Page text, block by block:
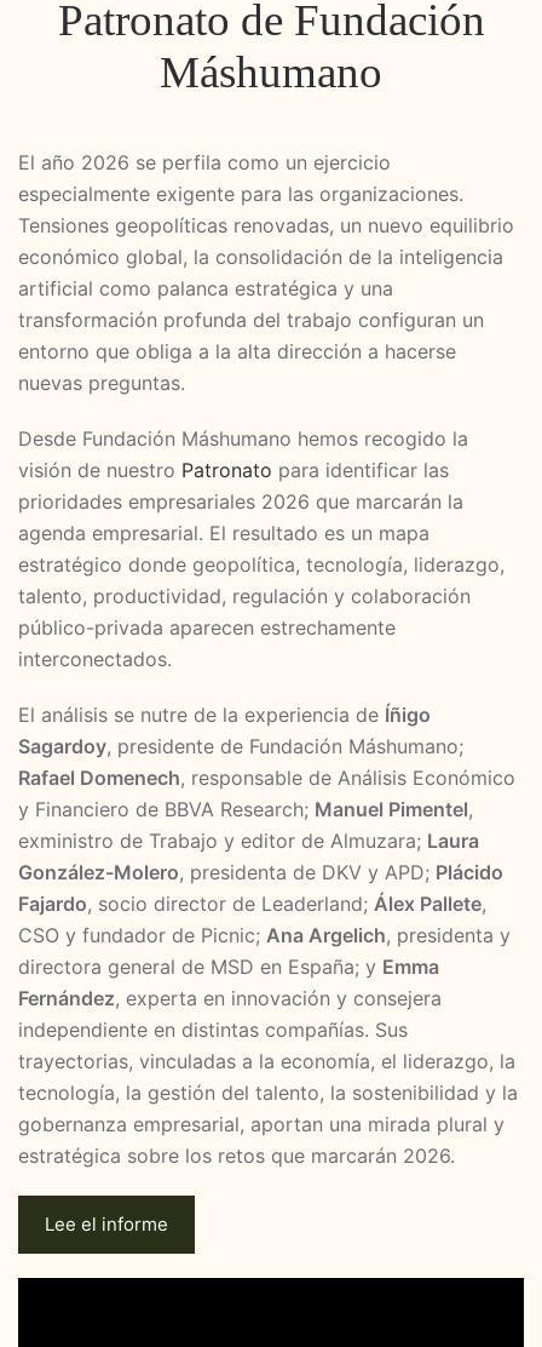
Patronato de Fundación
Máshumano
El año 2026 se perfila como un ejercicio
especialmente exigente para las organizaciones.
Tensiones geopolíticas renovadas, un nuevo equilibrio
económico global, la consolidación de la inteligencia
artificial como palanca estratégica y una
transformación profunda del trabajo configuran un
entorno que obliga a la alta dirección a hacerse
nuevas preguntas.
Desde Fundación Máshumano hemos recogido la
visión de nuestro Patronato para identificar las
prioridades empresariales 2026 que marcarán la
agenda empresarial. El resultado es un mapa
estratégico donde geopolítica, tecnología, liderazgo,
talento, productividad, regulación y colaboración
público-privada aparecen estrechamente
interconectados.
El análisis se nutre de la experiencia de Íñigo
Sagardoy, presidente de Fundación Máshumano;
Rafael Domenech, responsable de Análisis Económico
y Financiero de BBVA Research; Manuel Pimentel,
exministro de Trabajo y editor de Almuzara; Laura
González-Molero, presidenta de DKV y APD; Plácido
Fajardo, socio director de Leaderland; Álex Pallete,
CSO y fundador de Picnic; Ana Argelich, presidenta y
directora general de MSD en España; y Emma
Fernández, experta en innovación y consejera
independiente en distintas compañías. Sus
trayectorias, vinculadas a la economía, el liderazgo, la
tecnología, la gestión del talento, la sostenibilidad y la
gobernanza empresarial, aportan una mirada plural y
estratégica sobre los retos que marcarán 2026.
Lee el informe